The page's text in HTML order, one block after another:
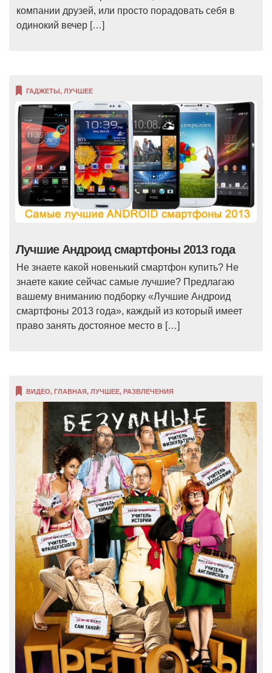
компании друзей, или просто порадовать себя в
одинокий вечер […]
ГАДЖЕТЫ, ЛУЧШЕЕ
Лучшие Андроид смартфоны 2013 года
Не знаете какой новенький смартфон купить? Не
знаете какие сейчас самые лучшие? Предлагаю
вашему вниманию подборку «Лучшие Андроид
смартфоны 2013 года», каждый из который имеет
право занять достояное место в […]
ВИДЕО, ГЛАВНАЯ, ЛУЧШЕЕ, РАЗВЛЕЧЕНИЯ